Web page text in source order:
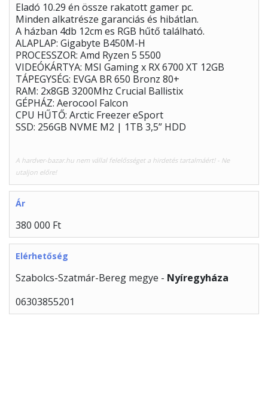
Eladó 10.29 én össze rakatott gamer pc.
Minden alkatrésze garanciás és hibátlan.
A házban 4db 12cm es RGB hűtő található.
ALAPLAP: Gigabyte B450M-H
PROCESSZOR: Amd Ryzen 5 5500
VIDEÓKÁRTYA: MSI Gaming x RX 6700 XT 12GB
TÁPEGYSÉG: EVGA BR 650 Bronz 80+
RAM: 2x8GB 3200Mhz Crucial Ballistix
GÉPHÁZ: Aerocool Falcon
CPU HŰTŐ: Arctic Freezer eSport
SSD: 256GB NVME M2 | 1TB 3,5” HDD
A hardver-bazar.hu nem vállal felelősséget a hirdetés tartalmáért! - Ne
utaljon előre!
Ár
380 000 Ft
Elérhetőség
Szabolcs-Szatmár-Bereg megye - Nyíregyháza
06303855201